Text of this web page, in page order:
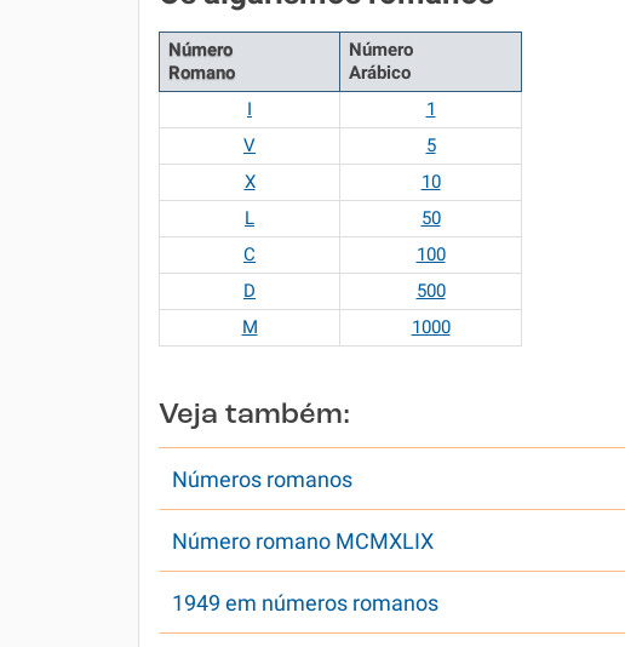
Número
Romano
Número
Arábico
I
1
V
5
X
10
L
50
C
100
D
500
M
1000
Veja também:
Números romanos
Número romano MCMXLIX
1949 em números romanos